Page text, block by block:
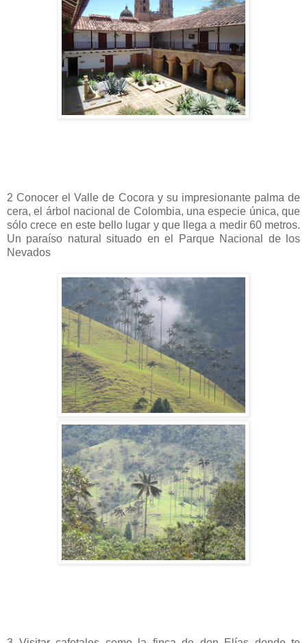
2 Conocer el Valle de Cocora y su impresionante palma de
cera, el árbol nacional de Colombia, una especie única, que
sólo crece en este bello lugar y que llega a medir 60 metros.
Un paraíso natural situado en el Parque Nacional de los
Nevados